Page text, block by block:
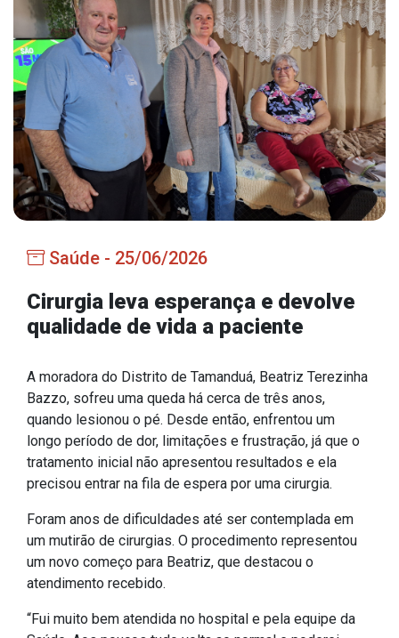
Símbolos Oficiais
Estrutura Organizacional
Secretarias
Administração
Agricultura e Meio Ambiente
Educação, Cultura, Desporto e Turismo
Obras
Saúde
Serviços
IPTU 2026
Nota Fiscal Eletrônica
Portal do Cidadão
Portal do Servidor
Saúde - 25/06/2026
Cirurgia leva esperança e devolve
qualidade de vida a paciente
A moradora do Distrito de Tamanduá, Beatriz Terezinha
Bazzo, sofreu uma queda há cerca de três anos,
quando lesionou o pé. Desde então, enfrentou um
longo período de dor, limitações e frustração, já que o
tratamento inicial não apresentou resultados e ela
precisou entrar na fila de espera por uma cirurgia.
Foram anos de dificuldades até ser contemplada em
um mutirão de cirurgias. O procedimento representou
um novo começo para Beatriz, que destacou o
atendimento recebido.
“Fui muito bem atendida no hospital e pela equipe da